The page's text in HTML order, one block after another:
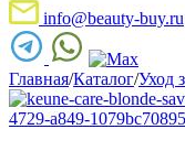
info@beauty-buy.ru
Главная/Каталог/Уход